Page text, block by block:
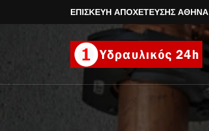
ΕΠΙΣΚΕΥΗ ΑΠΟΧΕΤΕΥΣΗΣ ΑΘΗΝΑ